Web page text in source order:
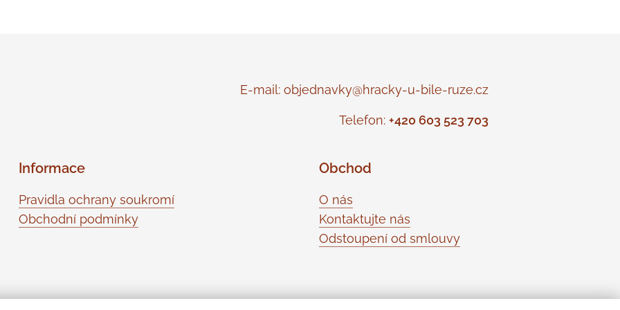
E-mail: objednavky@hracky-u-bile-ruze.cz
Telefon: +420 603 523 703
Informace
Pravidla ochrany soukromí
Obchodní podmínky
Obchod
O nás
Kontaktujte nás
Odstoupení od smlouvy